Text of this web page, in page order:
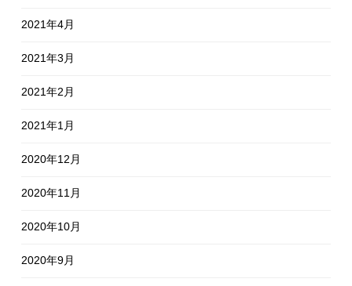
2021年4月
2021年3月
2021年2月
2021年1月
2020年12月
2020年11月
2020年10月
2020年9月